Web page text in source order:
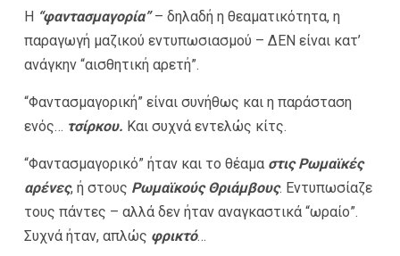
Η “φαντασμαγορία”– δηλαδή η θεαματικότητα, η
παραγωγή μαζικού εντυπωσιασμού – ΔΕΝ είναι κατ’
ανάγκην “αισθητική αρετή”.
“Φαντασμαγορική” είναι συνήθως και η παράσταση
ενός… τσίρκου. Και συχνά εντελώς κίτς.
“Φαντασμαγορικό” ήταν και το θέαμα στις Ρωμαϊκές
αρένες, ή στους Ρωμαϊκούς Θριάμβους. Εντυπωσίαζε
τους πάντες – αλλά δεν ήταν αναγκαστικά “ωραίο”.
Συχνά ήταν, απλώς φρικτό…